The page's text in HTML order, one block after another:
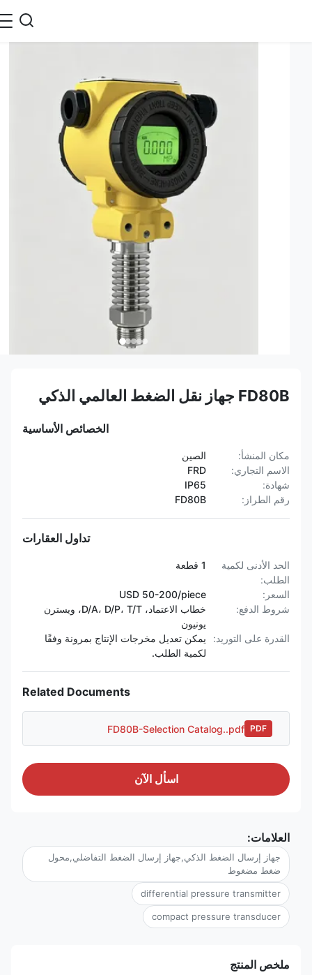
FD80B جهاز نقل الضغط العالمي الذكي
الخصائص الأساسية
مكان المنشأ:
الصين
الاسم التجاري:
شهادة:
رقم الطراز:
FD80B
تداول العقارات
الحد الأدنى لكمية
الطلب:
1 قطعة
السعر:
USD 50-200/piece
شروط الدفع:
خطاب الاعتماد، D/A، D/P، T/T، ويسترن
يونيون
القدرة على التوريد:
يمكن تعديل مخرجات الإنتاج بمرونة وفقًا
لكمية الطلب.
Related Documents
FD80B-Selection Catalog..pdf
اسأل الآن
العلامات:
جهاز إرسال الضغط الذكي,جهاز إرسال الضغط التفاضلي,محول
ضغط مضغوط
differential pressure transmitter
compact pressure transducer
ملخص المنتج